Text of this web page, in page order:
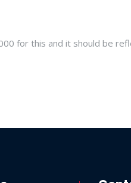
for this and it should be